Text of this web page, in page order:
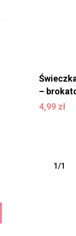
–
4,99 zł
4,99zł
1/1